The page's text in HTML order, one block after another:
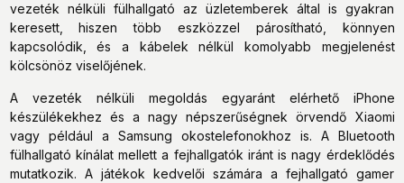
vezeték nélküli fülhallgató az üzletemberek által is gyakran
keresett, hiszen több eszközzel párosítható, könnyen
kapcsolódik, és a kábelek nélkül komolyabb megjelenést
kölcsönöz viselőjének.
A vezeték nélküli megoldás egyaránt elérhető iPhone
készülékekhez és a nagy népszerűségnek örvendő Xiaomi
vagy például a Samsung okostelefonokhoz is. A Bluetooth
fülhallgató kínálat mellett a fejhallgatók iránt is nagy érdeklődés
mutatkozik. A játékok kedvelői számára a fejhallgató gamer